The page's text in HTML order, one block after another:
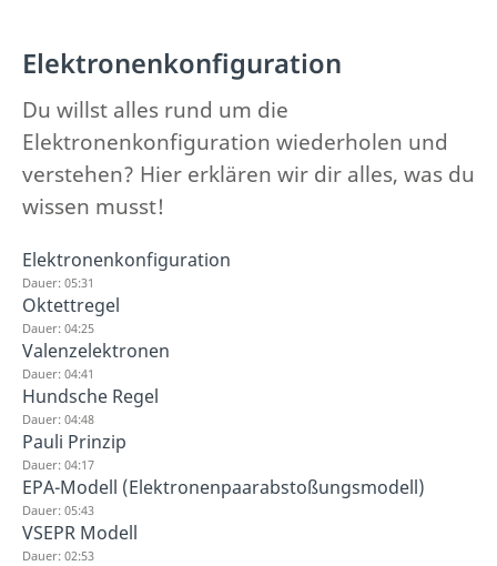
Elektronenkonfiguration
Du willst alles rund um die
Elektronenkonfiguration wiederholen und
verstehen? Hier erklären wir dir alles, was du
wissen musst!
Elektronenkonfiguration
Dauer: 05:31
Oktettregel
Dauer: 04:25
Valenzelektronen
Dauer: 04:41
Hundsche Regel
Dauer: 04:48
Pauli Prinzip
Dauer: 04:17
EPA-Modell (Elektronenpaarabstoßungsmodell)
Dauer: 05:43
VSEPR Modell
Dauer: 02:53